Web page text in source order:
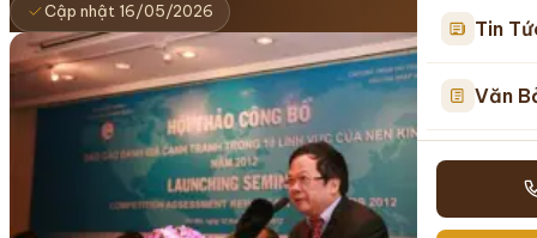
Tin
Văn
Cập nhật 16/05/2026